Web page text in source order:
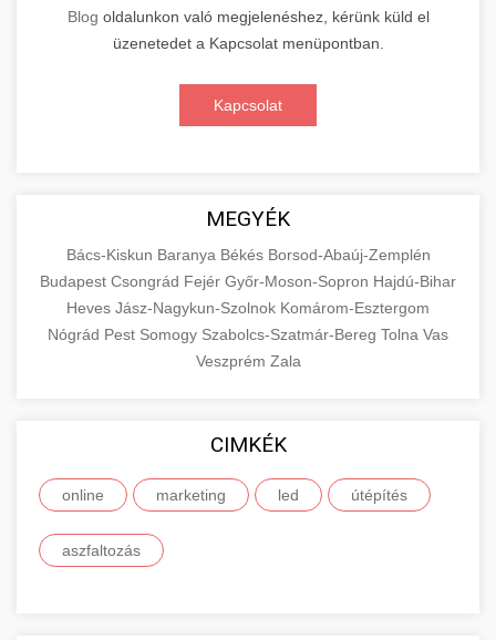
Blog oldalunkon való megjelenéshez, kérünk küld el
üzenetedet a Kapcsolat menüpontban.
Kapcsolat
MEGYÉK
Bács-Kiskun Baranya Békés Borsod-Abaúj-Zemplén
Budapest Csongrád Fejér Győr-Moson-Sopron Hajdú-Bihar
Heves Jász-Nagykun-Szolnok Komárom-Esztergom
Nógrád Pest Somogy Szabolcs-Szatmár-Bereg Tolna Vas
Veszprém Zala
CIMKÉK
online marketing led útépítés
aszfaltozás